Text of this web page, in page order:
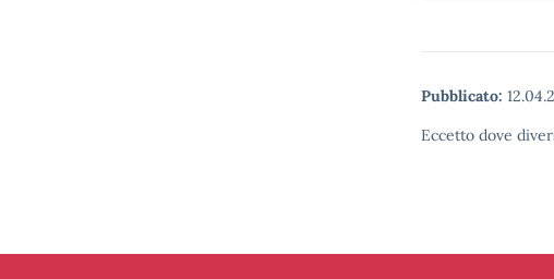
Pubblicato:
Eccetto dove